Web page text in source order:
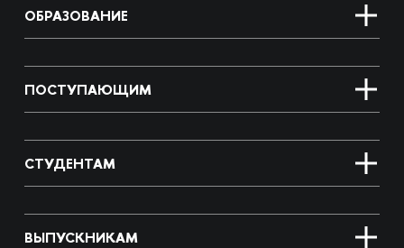
ОБРАЗОВАНИЕ
ПОСТУПАЮЩИМ
СТУДЕНТАМ
ВЫПУСКНИКАМ